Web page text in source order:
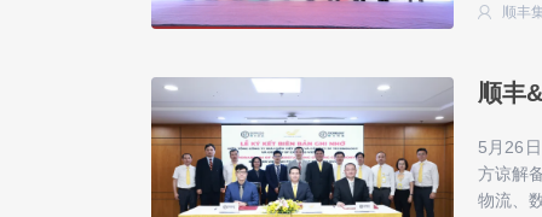
顺丰
顺丰
5月26
方谅解
物流、